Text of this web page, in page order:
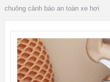
chuông cảnh báo an toàn xe hơi